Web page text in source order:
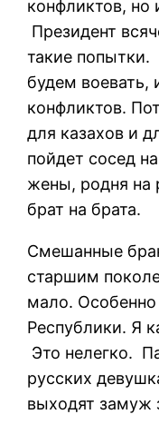
конфликтов, но
Президент
такие
будем воевать,
конфликтов.
для казахов и
пойдет сосед
жены, родня на
брат на брата.
Смешанные
старшим
мало. Особенно
Республики. Я
Это нелегко.
русских
выходят замуж